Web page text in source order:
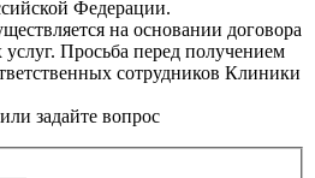
Федерации.
на основании договора
Просьба перед получением
сотрудников Клиники
задайте вопрос